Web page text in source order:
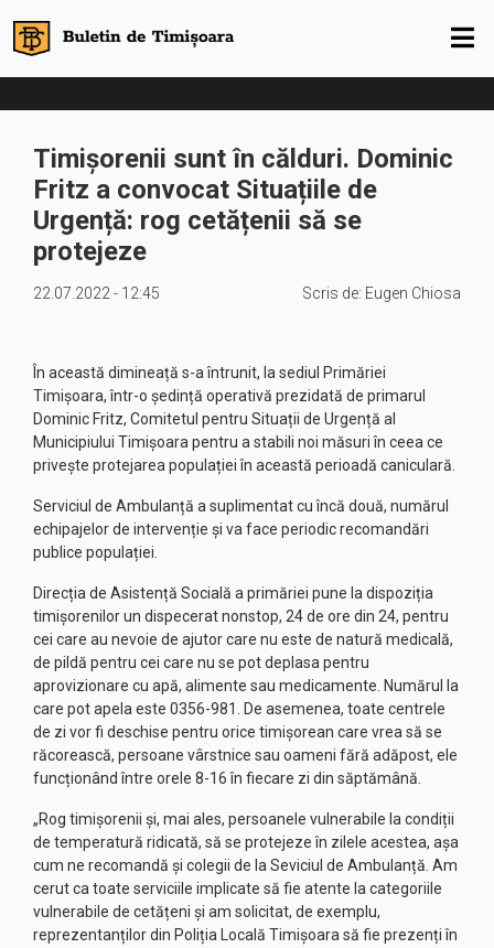
Timișorenii sunt în călduri. Dominic
Fritz a convocat Situațiile de
Urgență: rog cetățenii să se
protejeze
22.07.2022 - 12:45 Scris de: Eugen Chiosa
În această dimineață s-a întrunit, la sediul Primăriei
Timișoara, într-o ședință operativă prezidată de primarul
Dominic Fritz, Comitetul pentru Situații de Urgență al
Municipiului Timișoara pentru a stabili noi măsuri în ceea ce
privește protejarea populației în această perioadă caniculară.
Serviciul de Ambulanță a suplimentat cu încă două, numărul
echipajelor de intervenție și va face periodic recomandări
publice populației.
Direcția de Asistență Socială a primăriei pune la dispoziția
timișorenilor un dispecerat nonstop, 24 de ore din 24, pentru
cei care au nevoie de ajutor care nu este de natură medicală,
de pildă pentru cei care nu se pot deplasa pentru
aprovizionare cu apă, alimente sau medicamente. Numărul la
care pot apela este 0356-981. De asemenea, toate centrele
de zi vor fi deschise pentru orice timișorean care vrea să se
răcorească, persoane vârstnice sau oameni fără adăpost, ele
funcționând între orele 8-16 în fiecare zi din săptămână.
„Rog timișorenii și, mai ales, persoanele vulnerabile la condiții
de temperatură ridicată, să se protejeze în zilele acestea, așa
cum ne recomandă și colegii de la Seviciul de Ambulanță. Am
cerut ca toate serviciile implicate să fie atente la categoriile
vulnerabile de cetățeni și am solicitat, de exemplu,
reprezentanților din Poliția Locală Timișoara să fie prezenți în